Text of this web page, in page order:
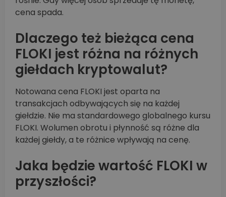
cena spada.
Dlaczego też bieżąca cena
FLOKI jest różna na różnych
giełdach kryptowalut?
Notowana cena FLOKI jest oparta na
transakcjach odbywających się na każdej
giełdzie. Nie ma standardowego globalnego kursu
FLOKI. Wolumen obrotu i płynność są różne dla
każdej giełdy, a te różnice wpływają na cenę.
Jaka będzie wartość FLOKI w
przyszłości?